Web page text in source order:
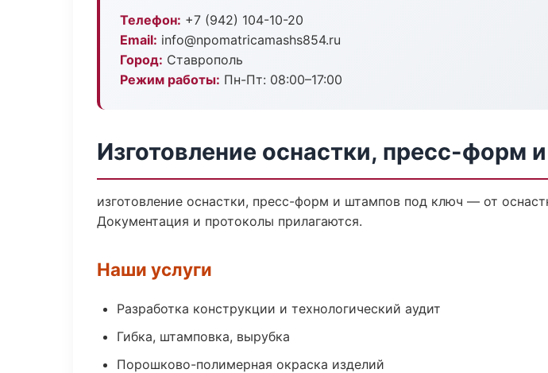
Телефон: +7 (942) 104-10-20
Email: info@npomatricamashs854.ru
Город: Ставрополь
Режим работы: Пн-Пт: 08:00–17:00
Изготовление оснастки, пресс-форм
изготовление оснастки, пресс-форм и штампов под ключ — от
Документация и протоколы прилагаются.
Наши услуги
Разработка конструкции и технологический аудит
Гибка, штамповка, вырубка
Порошково-полимерная окраска изделий